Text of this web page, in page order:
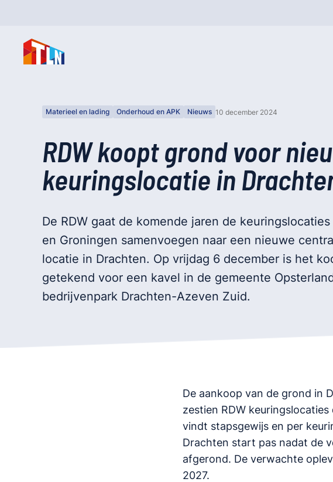
Materieel en lading Onderhoud en APK Nieuws 10 december 2024
RDW koopt grond voor
keuringslocatie in
De RDW gaat de komende jaren de
en Groningen samenvoegen naar een nieuwe
locatie in Drachten. Op vrijdag 6 december is het
getekend voor een kavel in de gemeente
bedrijvenpark Drachten-Azeven Zuid.
De aankoop van de grond in
zestien RDW
vindt stapsgewijs en per
Drachten start pas nadat de
afgerond. De verwachte
2027.